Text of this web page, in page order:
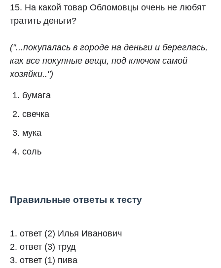
15. На какой товар Обломовцы очень не любят
тратить деньги?
("...покупалась в городе на деньги и береглась,
как все покупные вещи, под ключом самой
хозяйки..")
бумага
свечка
мука
соль
Правильные ответы к тесту
1. ответ (2) Илья Иванович
2. ответ (3) труд
3. ответ (1) пива